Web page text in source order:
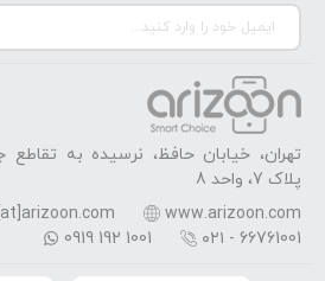
تهران، خیابان حافظ، نرسیده به
پلاک 7، واحد 8
www.arizoon.com
۰۲۱ - 66761001
0919 192 1001